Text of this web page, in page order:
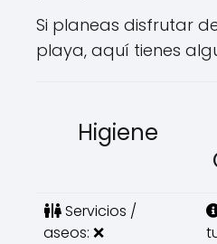
Si planeas disfrutar
playa, aquí tienes
Higiene
Servicios /
aseos: ❌